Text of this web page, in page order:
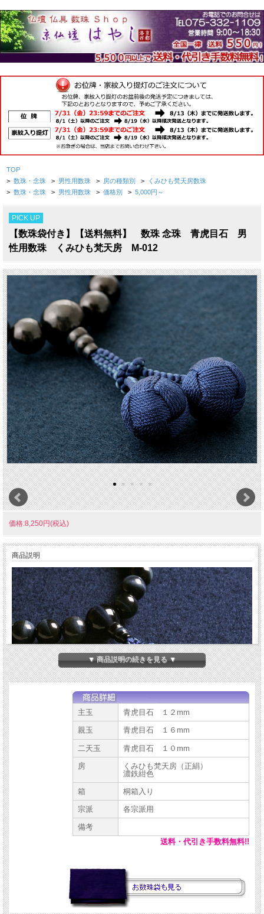
TOP
> 数珠・念珠 > 男性用数珠 > 房の種類別 > くみひも梵天房数珠
> 数珠・念珠 > 男性用数珠 > 価格別 > 5,000円～
PICK UP
【数珠袋付き】【送料無料】 数珠 念珠 青虎目石 男
性用数珠 くみひも梵天房 M-012
価格:8,250円(税込)
商品説明
▼ 商品説明の続きを見る ▼
主玉
青虎目石 １２mm
親玉
青虎目石 １６mm
二天玉
青虎目石 １０mm
房
くみひも梵天房（正絹）
濃鉄紺色
箱
桐箱入り
宗派
各宗派用
備考
送料・代引き手数料無料!!